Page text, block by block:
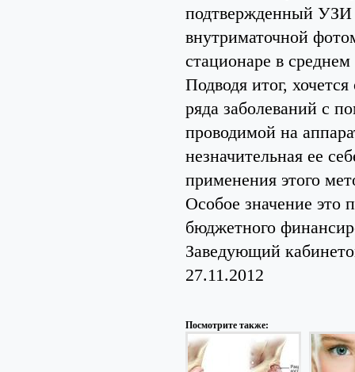
подтвержденный УЗИ
внутриматочной
стационаре в
Подводя итог,
ряда заболеваний с
проводимой на
незначительная ее
применения этого
Особое значение это
бюджетного
Заведующий
27.11.2012
Посмотрите также: